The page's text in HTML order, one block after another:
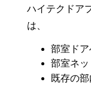
ハイテクドア
は、
部室ドア
部室ネ
既存の